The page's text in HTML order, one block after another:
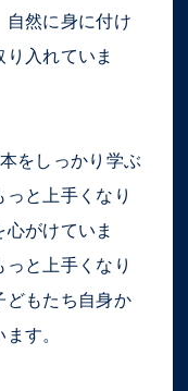
自然に身に付け
入れていま
をしっかり学ぶ
と上手くなり
がけていま
と上手くなり
どもたち自身か
す。